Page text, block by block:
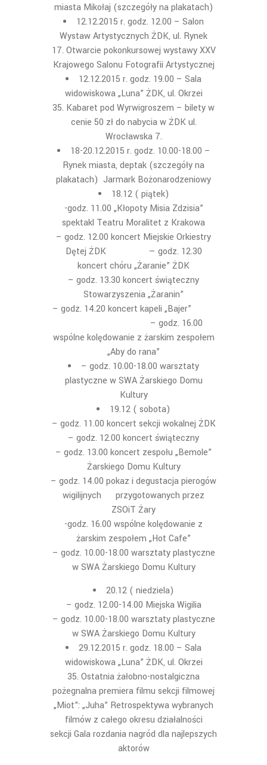
miasta Mikołaj (szczegóły na plakatach)
12.12.2015 r. godz. 12.00 – Salon
Wystaw Artystycznych ŻDK, ul. Rynek
17. Otwarcie pokonkursowej wystawy XXV
Krajowego Salonu Fotografii Artystycznej
12.12.2015 r. godz. 19.00 – Sala
widowiskowa „Luna” ŻDK, ul. Okrzei
35. Kabaret pod Wyrwigroszem – bilety w
cenie 50 zł do nabycia w ŻDK ul.
Wrocławska 7.
18-20.12.2015 r. godz. 10.00-18.00 –
Rynek miasta, deptak (szczegóły na
plakatach) Jarmark Bożonarodzeniowy
18.12 ( piątek)
-godz. 11.00 „Kłopoty Misia Zdzisia”
spektakl Teatru Moralitet z Krakowa
– godz. 12.00 koncert Miejskie Orkiestry
Dętej ŻDK — godz. 12.30
koncert chóru „Żaranie” ŻDK
– godz. 13.30 koncert świąteczny
Stowarzyszenia „Żaranin”
– godz. 14.20 koncert kapeli „Bajer”
– godz. 16.00
wspólne kolędowanie z żarskim zespołem
„Aby do rana”
– godz. 10.00-18.00 warsztaty
plastyczne w SWA Żarskiego Domu
Kultury
19.12 ( sobota)
– godz. 11.00 koncert sekcji wokalnej ŻDK
– godz. 12.00 koncert świąteczny
– godz. 13.00 koncert zespołu „Bemole”
Żarskiego Domu Kultury
– godz. 14.00 pokaz i degustacja pierogów
wigilijnych przygotowanych przez
ZSOiT Żary
-godz. 16.00 wspólne kolędowanie z
żarskim zespołem „Hot Cafe”
– godz. 10.00-18.00 warsztaty plastyczne
w SWA Żarskiego Domu Kultury
20.12 ( niedziela)
– godz. 12.00-14.00 Miejska Wigilia
– godz. 10.00-18.00 warsztaty plastyczne
w SWA Żarskiego Domu Kultury
29.12.2015 r. godz. 18.00 – Sala
widowiskowa „Luna” ŻDK, ul. Okrzei
35. Ostatnia żałobno-nostalgiczna
pożegnalna premiera filmu sekcji filmowej
„Miot”: „Juha” Retrospektywa wybranych
filmów z całego okresu działalności
sekcji Gala rozdania nagród dla najlepszych
aktorów